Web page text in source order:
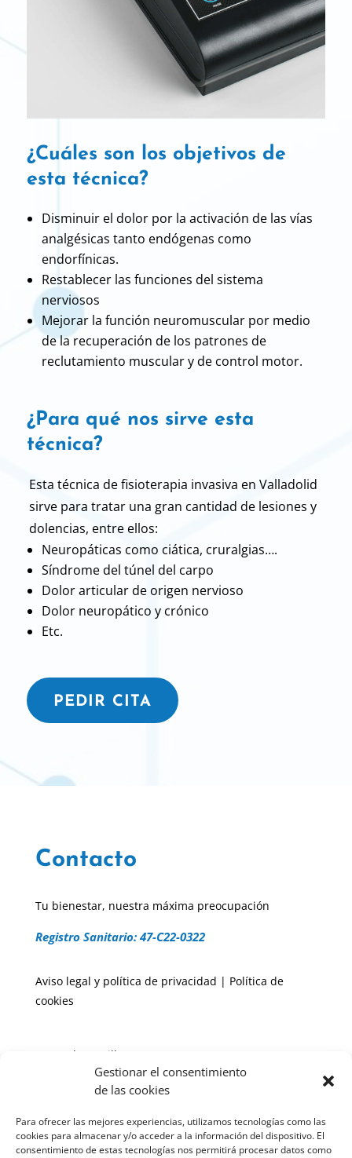
Gestionar el consentimiento
de las cookies
Para ofrecer las mejores experiencias, utilizamos tecnologías como las
cookies para almacenar y/o acceder a la información del dispositivo. El
consentimiento de estas tecnologías nos permitirá procesar datos como
¿Cuáles son los objetivos de
esta técnica?
Disminuir el dolor por la activación de las vías
analgésicas tanto endógenas como
endorfínicas.
Restablecer las funciones del sistema
nerviosos
Mejorar la función neuromuscular por medio
de la recuperación de los patrones de
reclutamiento muscular y de control motor.
¿Para qué nos sirve esta
técnica?
Esta técnica de fisioterapia invasiva en Valladolid
sirve para tratar una gran cantidad de lesiones y
dolencias, entre ellos:
Neuropáticas como ciática, cruralgias….
Síndrome del túnel del carpo
Dolor articular de origen nervioso
Dolor neuropático y crónico
Etc.
PEDIR CITA
Contacto
Tu bienestar, nuestra máxima preocupación
Registro Sanitario: 47-C22-0322
Aviso legal y política de privacidad | Política de
cookies
Paseo de Zorrilla, 134
(junto a El Corte Inglés)
47006 – Valladolid
Tlf: 983 51 71 35 / 635 43 85 10
Email: clinicafisiolan@gmail.com